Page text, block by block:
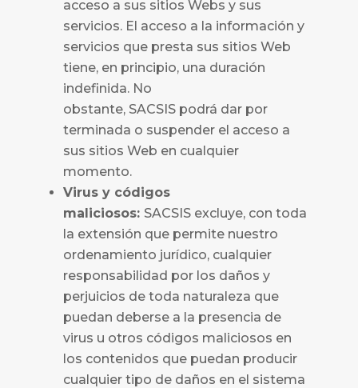
acceso a sus sitios Webs y sus
servicios. El acceso a la información y
servicios que presta sus sitios Web
tiene, en principio, una duración
indefinida. No
obstante, SACSISpodrá dar por
terminada o suspender el acceso a
sus sitios Web en cualquier
momento.
Virus y códigos
maliciosos: SACSISexcluye, con toda
la extensión que permite nuestro
ordenamiento jurídico, cualquier
responsabilidad por los daños y
perjuicios de toda naturaleza que
puedan deberse a la presencia de
virus u otros códigos maliciosos en
los contenidos que puedan producir
cualquier tipo de daños en el sistema